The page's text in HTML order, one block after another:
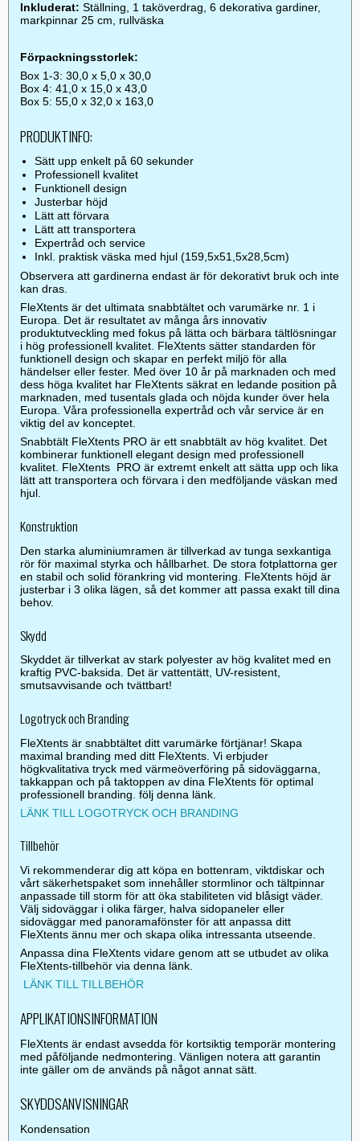
Inkluderat: Ställning, 1 taköverdrag, 6 dekorativa gardiner,
markpinnar 25 cm, rullväska
Förpackningsstorlek:
Box 1-3: 30,0 x 5,0 x 30,0
Box 4: 41,0 x 15,0 x 43,0
Box 5: 55,0 x 32,0 x 163,0
PRODUKTINFO:
Sätt upp enkelt på 60 sekunder
Professionell kvalitet
Funktionell design
Justerbar höjd
Lätt att förvara
Lätt att transportera
Expertråd och service
Inkl. praktisk väska med hjul (159,5x51,5x28,5cm)
Observera att gardinerna endast är för dekorativt bruk och inte
kan dras.
FleXtents är det ultimata snabbtältet och varumärke nr. 1 i
Europa. Det är resultatet av många års innovativ
produktutveckling med fokus på lätta och bärbara tältlösningar
i hög professionell kvalitet. FleXtents sätter standarden för
funktionell design och skapar en perfekt miljö för alla
händelser eller fester. Med över 10 år på marknaden och med
dess höga kvalitet har FleXtents säkrat en ledande position på
marknaden, med tusentals glada och nöjda kunder över hela
Europa. Våra professionella expertråd och vår service är en
viktig del av konceptet.
Snabbtält FleXtents PRO är ett snabbtält av hög kvalitet. Det
kombinerar funktionell elegant design med professionell
kvalitet. FleXtents PRO är extremt enkelt att sätta upp och lika
lätt att transportera och förvara i den medföljande väskan med
hjul.
Konstruktion
Den starka aluminiumramen är tillverkad av tunga sexkantiga
rör för maximal styrka och hållbarhet. De stora fotplattorna ger
en stabil och solid förankring vid montering. FleXtents höjd är
justerbar i 3 olika lägen, så det kommer att passa exakt till dina
behov.
Skydd
Skyddet är tillverkat av stark polyester av hög kvalitet med en
kraftig PVC-baksida. Det är vattentätt, UV-resistent,
smutsavvisande och tvättbart!
Logotryck och Branding
FleXtents är snabbtältet ditt varumärke förtjänar! Skapa
maximal branding med ditt FleXtents. Vi erbjuder
högkvalitativa tryck med värmeöverföring på sidoväggarna,
takkappan och på taktoppen av dina FleXtents för optimal
professionell branding. följ denna länk.
LÄNK TILL LOGOTRYCK OCH BRANDING
Tillbehör
Vi rekommenderar dig att köpa en bottenram, viktdiskar och
vårt säkerhetspaket som innehåller stormlinor och tältpinnar
anpassade till storm för att öka stabiliteten vid blåsigt väder.
Välj sidoväggar i olika färger, halva sidopaneler eller
sidoväggar med panoramafönster för att anpassa ditt
FleXtents ännu mer och skapa olika intressanta utseende.
Anpassa dina FleXtents vidare genom att se utbudet av olika
FleXtents-tillbehör via denna länk.
LÄNK TILL TILLBEHÖR
APPLIKATIONSINFORMATION
FleXtents är endast avsedda för kortsiktig temporär montering
med påföljande nedmontering. Vänligen notera att garantin
inte gäller om de används på något annat sätt.
SKYDDSANVISNINGAR
Kondensation